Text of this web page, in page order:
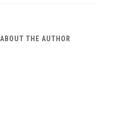
ABOUT THE AUTHOR